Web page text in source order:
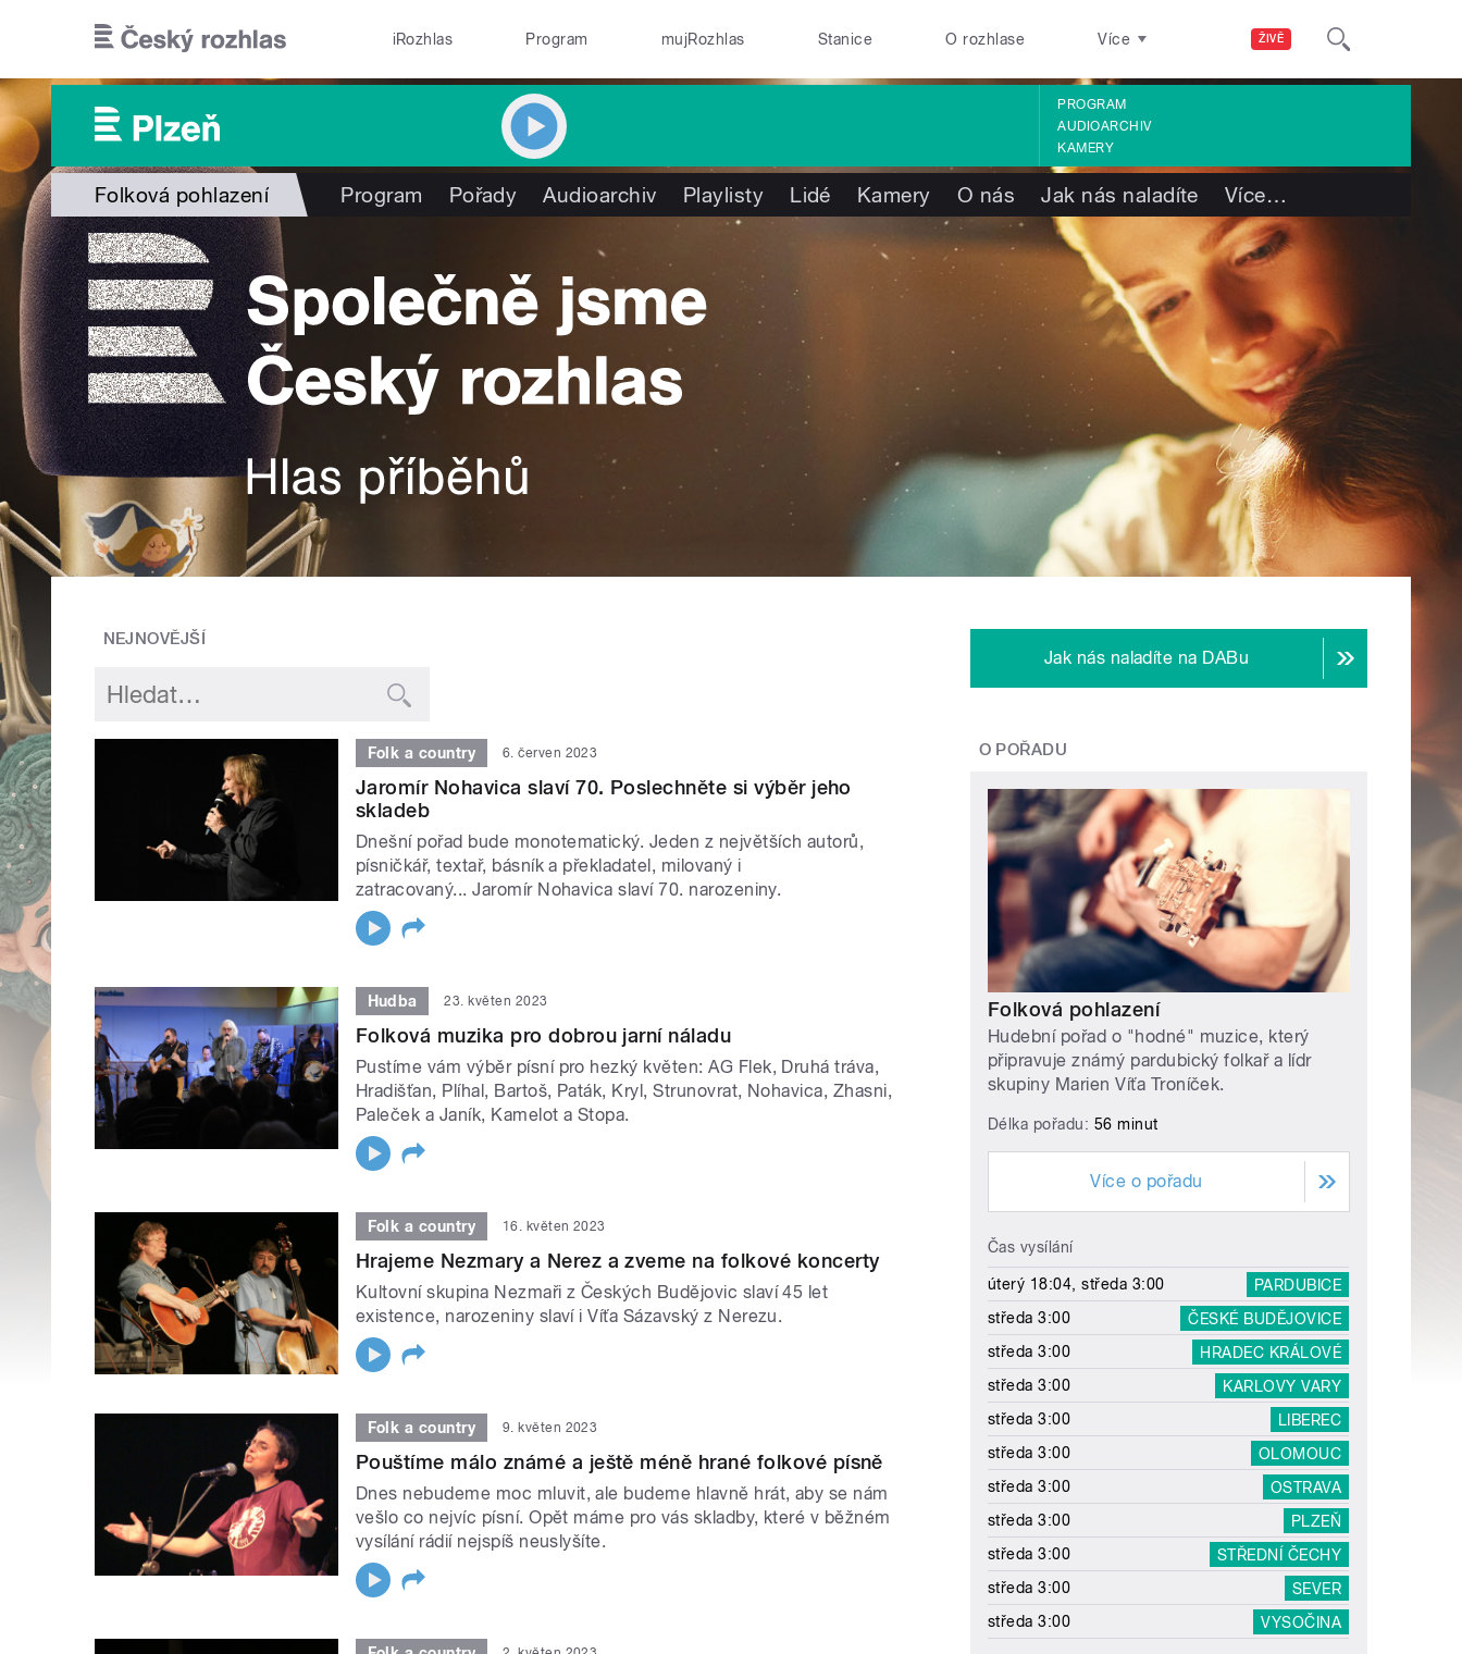
ŽIVĚ
iRozhlas Program mujRozhlas Stanice O rozhlase Více
PROGRAM
AUDIOARCHIV
KAMERY
Folková pohlazení Program Pořady Audioarchiv Playlisty Lidé Kamery O nás Jak nás naladíte Více…
NEJNOVĚJŠÍ
Folk a country 6. červen 2023
Jaromír Nohavica slaví 70. Poslechněte si výběr jeho
skladeb
Dnešní pořad bude monotematický. Jeden z největších autorů,
písničkář, textař, básník a překladatel, milovaný i
zatracovaný... Jaromír Nohavica slaví 70. narozeniny.
Hudba 23. květen 2023
Folková muzika pro dobrou jarní náladu
Pustíme vám výběr písní pro hezký květen: AG Flek, Druhá tráva,
Hradišťan, Plíhal, Bartoš, Paták, Kryl, Strunovrat, Nohavica, Zhasni,
Paleček a Janík, Kamelot a Stopa.
Folk a country 16. květen 2023
Hrajeme Nezmary a Nerez a zveme na folkové koncerty
Kultovní skupina Nezmaři z Českých Budějovic slaví 45 let
existence, narozeniny slaví i Víťa Sázavský z Nerezu.
Folk a country 9. květen 2023
Pouštíme málo známé a ještě méně hrané folkové písně
Dnes nebudeme moc mluvit, ale budeme hlavně hrát, aby se nám
vešlo co nejvíc písní. Opět máme pro vás skladby, které v běžném
vysílání rádií nejspíš neuslyšíte.
Jak nás naladíte na DABu
O POŘADU
Folková pohlazení
Hudební pořad o "hodné" muzice, který
připravuje známý pardubický folkař a lídr
skupiny Marien Víťa Troníček.
Délka pořadu: 56 minut
Více o pořadu
Čas vysílání
úterý 18:04, středa 3:00
PARDUBICE
středa 3:00
ČESKÉ BUDĚJOVICE
středa 3:00
HRADEC KRÁLOVÉ
středa 3:00
KARLOVY VARY
středa 3:00
LIBEREC
středa 3:00
OLOMOUC
středa 3:00
OSTRAVA
středa 3:00
PLZEŇ
středa 3:00
STŘEDNÍ ČECHY
středa 3:00
SEVER
středa 3:00
VYSOČINA